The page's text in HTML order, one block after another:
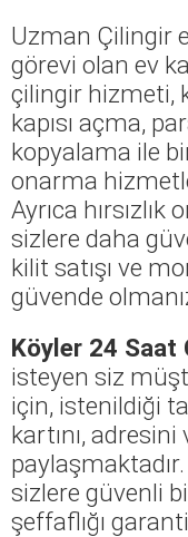
Uzman Çilingir
görevi olan ev
çilingir hizmeti,
kapısı açma,
kopyalama ile
onarma
Ayrıca hırsızlık
sizlere daha
kilit satışı ve
güvende
Köyler 24 Saat
isteyen siz
için, istenildiği
kartını,
sizlere güvenli
şeffaflığı